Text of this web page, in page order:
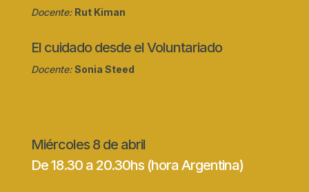
Docente: Rut Kiman
El cuidado desde el Voluntariado
Docente: Sonia Steed
Miércoles 8 de abril
De 18.30 a 20.30hs (hora Argentina)